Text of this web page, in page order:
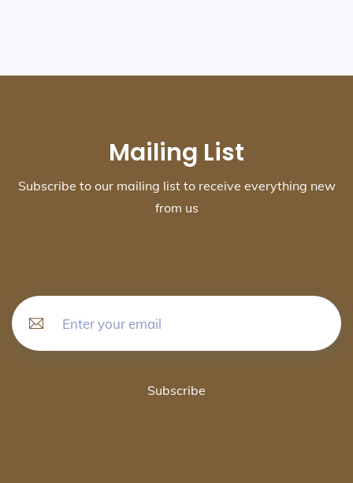
Mailing List
Subscribe to our mailing list to receive everything new
from us
Subscribe